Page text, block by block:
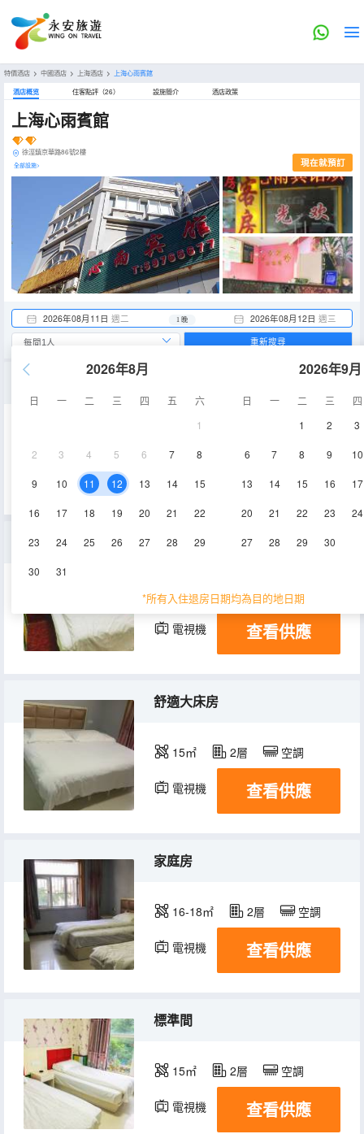
特價酒店 > 中國酒店 > 上海酒店 > 上海心雨賓館
酒店概览 住客點評（26） 設施簡介 酒店政策
上海心雨賓館
徐涇鎮京華路86號2樓
全部設施> 現在就預訂
2026年08月11日 週二 2026年08月12日 週三
1 晚
2026年8月
日 一 二 三 四 五
六
1
2 3 4 5 6 7 8
9 10 11 12 13 14 15
16 17 18 19 20 21 22
23 24 25 26 27 28 29
30 31
2026年9月
日 一 二 三
四
1
2 3
6 7 8 9 10
13 14 15 16 17
20 21 22 23 24
27 28 29 30
*所有入住退房日期均為目的地日期
重新搜尋
空調
普通單人間(公共衞浴)
8-10㎡ 2層 空調
電視機 查看供應
舒適大床房
15㎡ 2層 空調
電視機 查看供應
家庭房
16-18㎡ 2層 空調
電視機 查看供應
標準間
15㎡ 2層 空調
電視機 查看供應